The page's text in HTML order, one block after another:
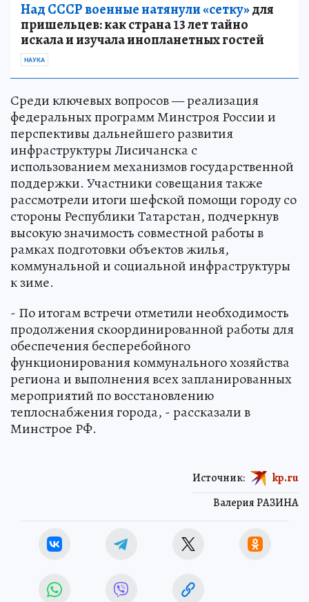
Над СССР военные натянули «сетку»для
пришельцев: как страна 13 лет тайно
искала и изучала инопланетных гостей
НАУКА
Среди ключевых вопросов — реализация
федеральных программ Минстроя России и
перспективы дальнейшего развития
инфраструктуры Лисичанска с
использованием механизмов государственной
поддержки. Участники совещания также
рассмотрели итоги шефской помощи городу со
стороны Республики Татарстан, подчеркнув
высокую значимость совместной работы в
рамках подготовки объектов жилья,
коммунальной и социальной инфраструктуры
к зиме.
- По итогам встречи отметили необходимость
продолжения скоординированной работы для
обеспечения бесперебойного
функционирования коммунального хозяйства
региона и выполнения всех запланированных
мероприятий по восстановлению
теплоснабжения города, - рассказали в
Минстрое РФ.
Валерия РАЗИНА
Источник: kp.ru